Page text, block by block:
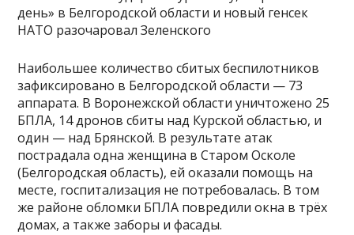
Наибольшее количество сбитых беспилотников
зафиксировано в Белгородской области — 73
аппарата. В Воронежской области уничтожено 25
БПЛА, 14 дронов сбиты над Курской областью, и
один — над Брянской. В результате атак
пострадала одна женщина в Старом Осколе
(Белгородская область), ей оказали помощь на
месте, госпитализация не потребовалась. В том
же районе обломки БПЛА повредили окна в трёх
домах, а также заборы и фасады.